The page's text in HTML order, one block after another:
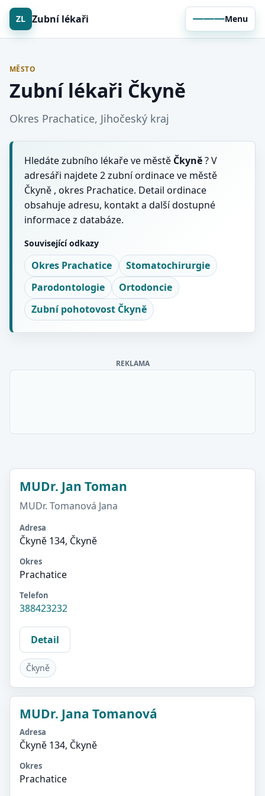
ZL Zubní lékaři Menu
MĚSTO
Zubní lékaři Čkyně
Okres Prachatice, Jihočeský kraj
Hledáte zubního lékaře ve městě Čkyně? V
adresáři najdete 2 zubní ordinace ve městě
Čkyně , okres Prachatice. Detail ordinace
obsahuje adresu, kontakt a další dostupné
informace z databáze.
Související odkazy
Okres Prachatice
Stomatochirurgie
Parodontologie
Ortodoncie
Zubní pohotovost Čkyně
REKLAMA
MUDr. Jan Toman
MUDr. Tomanová Jana
Adresa
Čkyně 134, Čkyně
Okres
Prachatice
Telefon
388423232
Detail
Čkyně
MUDr. Jana Tomanová
Adresa
Čkyně 134, Čkyně
Okres
Prachatice